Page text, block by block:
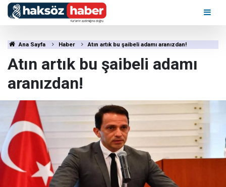
Ana Sayfa Haber Atın artık bu şaibeli adamı aranızdan!
Atın artık bu şaibeli adamı
aranızdan!